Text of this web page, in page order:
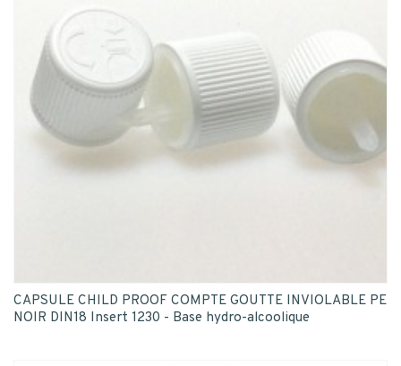
CAPSULE CHILD PROOF COMPTE GOUTTE INVIOLABLE PE
NOIR DIN18 Insert 1230 - Base hydro-alcoolique